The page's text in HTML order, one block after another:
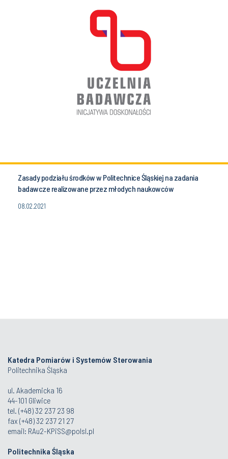
Zasady podziału środków w Politechnice Śląskiej na zadania
badawcze realizowane przez młodych naukowców
08.02.2021
Katedra Pomiarów i Systemów Sterowania
Politechnika Śląska
ul. Akademicka 16
44-101 Gliwice
tel. (+48) 32 237 23 98
fax (+48) 32 237 21 27
email: RAu2-KPiSS@polsl.pl
Politechnika Śląska